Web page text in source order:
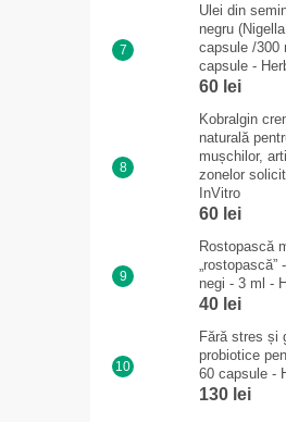
Ulei din
negru
capsule /300
capsule -
60 lei
Kobralgin
naturală
mușchilor,
zonelor
InVitro
60 lei
Rostopască
negi - 3 ml -
40 lei
Fără stres și
probiotice
60 capsule -
130 lei